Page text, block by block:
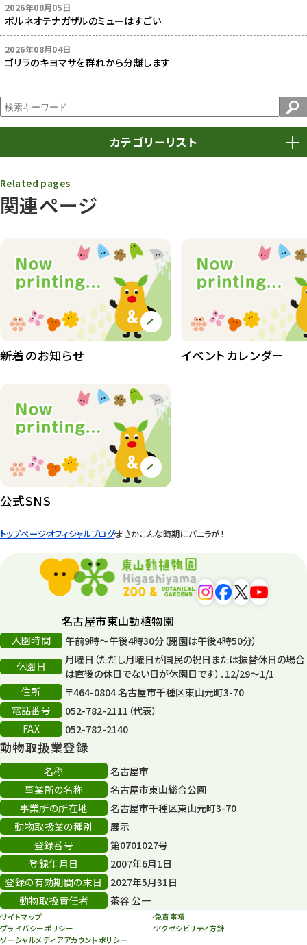
トップページオフィシャルブログまさかこんな時期にバニラが！
2026年08月05日
ボルネオテナガザルのミューはすごい
2026年08月04日
ゴリラのキヨマサを群れから分離します
カテゴリーリスト
動物園
動物園その他 117
植物園 510
植物たち 407
植物園長の庭
桜情報
紅葉情報
ズーボ
イベント
平和公園
森のとこやさん
再生
再生フォーラム
80周年
その他
その他イベント
スカイタワー
年末年始のイベント
秋まつり
関連ページ
Related pages
新着のお知らせ イベントカレンダー
公式SNS
名古屋市東山動植物園
入園時間
午前9時～午後4時30分（閉園は午後4時50分）
休園日
月曜日（ただし月曜日が国民の祝日または振替休日の場合
は直後の休日でない日が休園日です）、12/29～1/1
住所
〒464-0804 名古屋市千種区東山元町3-70
電話番号
052-782-2111（代表）
FAX
052-782-2140
動物取扱業登録
名称
名古屋市
事業所の名称
名古屋市東山総合公園
事業所の所在地
名古屋市千種区東山元町3-70
動物取扱業の種別
展示
登録番号
第0701027号
登録年月日
2007年6月1日
登録の有効期間の末日
2027年5月31日
動物取扱責任者
茶谷 公一
サイトマップ
免責事項
プライバシーポリシー
アクセシビリティ方針
ソーシャルメディアアカウントポリシー